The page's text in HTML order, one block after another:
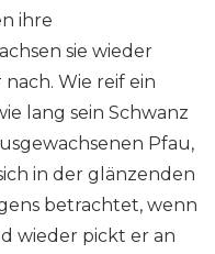
ihre
sie wieder
Wie reif ein
lang sein Schwanz
Pfau,
in der glänzenden
betrachtet, wenn
wieder pickt er an